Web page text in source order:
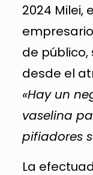
2024 Milei,
de
desde el
«Hay un
vaselina
pifiadores
La